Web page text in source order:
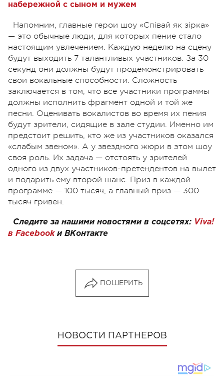
набережной с сыном и мужем
Напомним, главные герои шоу «Співай як зірка»
— это обычные люди, для которых пение стало
настоящим увлечением. Каждую неделю на сцену
будут выходить 7 талантливых участников. За 30
секунд они должны будут продемонстрировать
свои вокальные способности. Сложность
заключается в том, что все участники программы
должны исполнить фрагмент одной и той же
песни. Оценивать вокалистов во время их пения
будут зрители, сидящие в зале студии. Именно им
предстоит решить, кто же из участников оказался
«слабым звеном». А у звездного жюри в этом шоу
своя роль. Их задача — отстоять у зрителей
одного из двух участников-претендентов на вылет
и подарить ему второй шанс. Приз в каждой
программе — 100 тысяч, а главный приз — 300
тысяч гривен.
Следите за нашими новостями в соцсетях: Viva!
в Facebookи ВКонтакте
ПОШЕРИТЬ
НОВОСТИ ПАРТНЕРОВ